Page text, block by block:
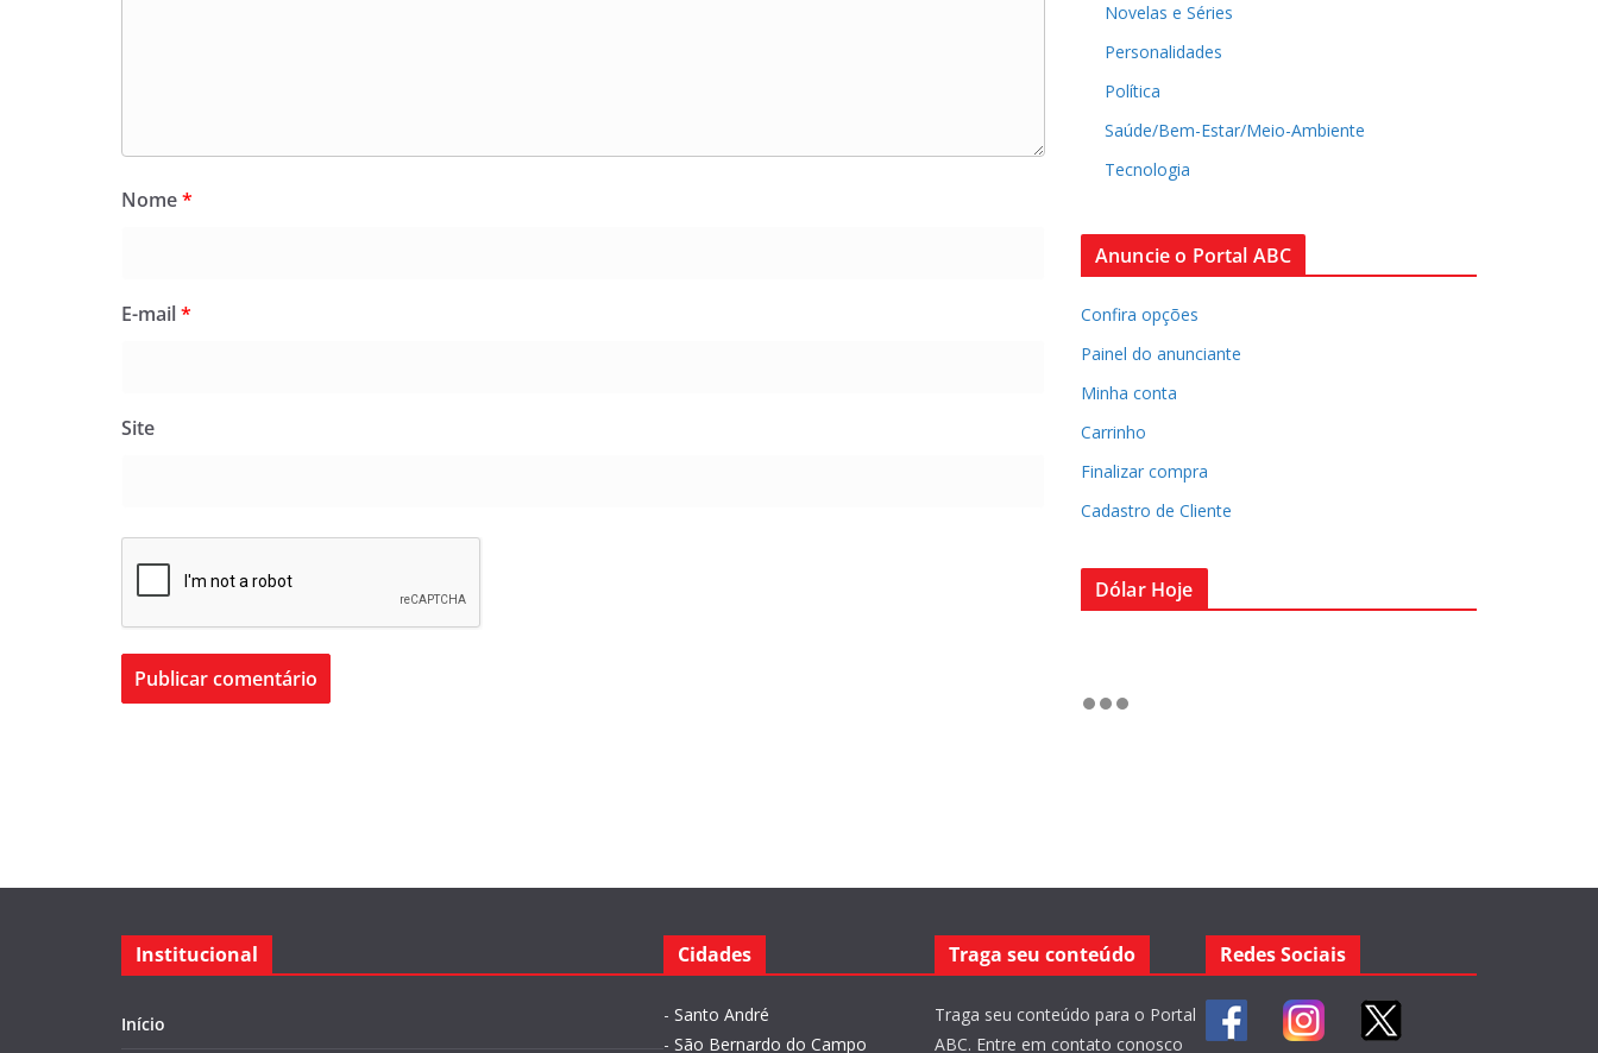
Nome*
E-mail*
Site
Novelas e Séries
Personalidades
Política
Saúde/Bem-Estar/Meio-Ambiente
Tecnologia
Anuncie o Portal ABC
Confira opções
Painel do anunciante
Minha conta
Carrinho
Finalizar compra
Cadastro de Cliente
Dólar Hoje
Institucional
Início
Cidades
- Santo André
- São Bernardo do Campo
Traga seu conteúdo
Traga seu conteúdo para o Portal
ABC. Entre em contato conosco
Redes Sociais